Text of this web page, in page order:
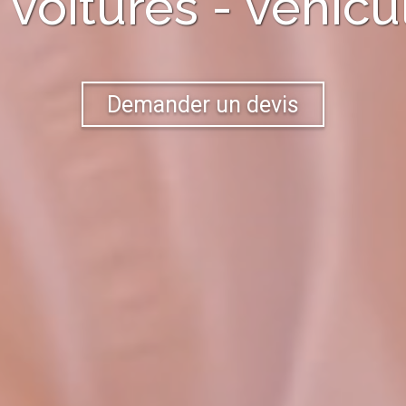
Demander un devis